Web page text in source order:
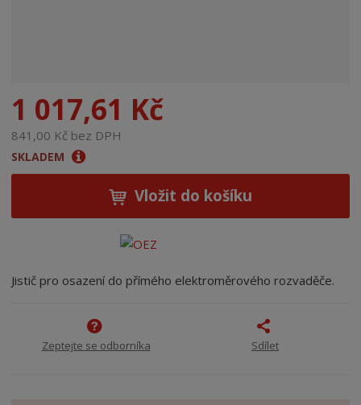
1 017,61 Kč
841,00 Kč bez DPH
SKLADEM
Vložit do košíku
Jistič pro osazení do přímého elektroměrového rozvaděče.
Zeptejte se odborníka Sdílet